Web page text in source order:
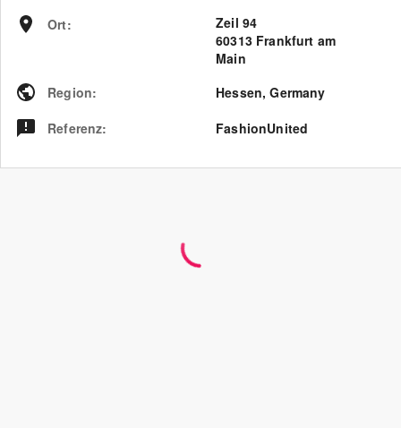
Ort:
Zeil 94
60313 Frankfurt am
Main
Region: Hessen,Germany
Referenz: FashionUnited